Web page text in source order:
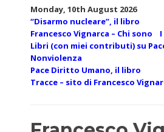
Monday, 10th August 2026
“Disarmo nucleare”, il libro
Francesco Vignarca – Chi sono
Libri (con miei contributi) su
Nonviolenza
Pace Diritto Umano, il libro
Tracce – sito di Francesco